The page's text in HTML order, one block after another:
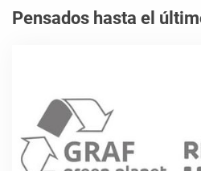
Pensados hasta el